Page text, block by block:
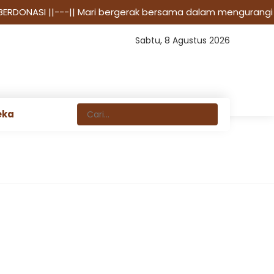
||---|| Mari bergerak bersama dalam mengurangi
Sabtu, 8 Agustus 2026